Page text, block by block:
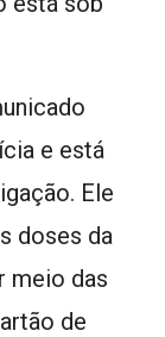
e está
Ele
doses da
meio das
de